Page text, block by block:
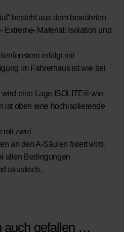
besteht aus dem bewährten
Material: Isolation und
erfolgt mit
im Fahrerhaus ist wie bei
eine Lage ISOLITE® wie
ist oben eine hochisolierende
mit zwei
an den A-Säulen fixiert wird.
allen Bedingungen
akustisch.
auch gefallen …